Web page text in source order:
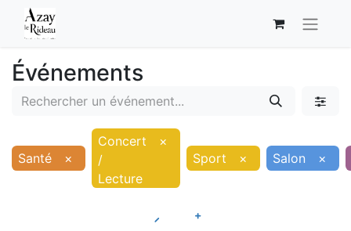
Événements
Santé ×
Concert
/
Lecture
×
Sport
× Salon ×